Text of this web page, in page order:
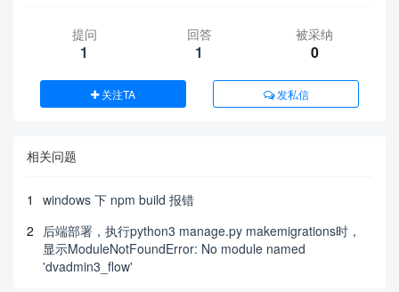
提问
1
回答
1
被采纳
0
关注TA 发私信
相关问题
1
windows 下 npm build 报错
2 后端部署，执行python3 manage.py makemigrations时，
显示ModuleNotFoundError: No module named
'dvadmin3_flow'